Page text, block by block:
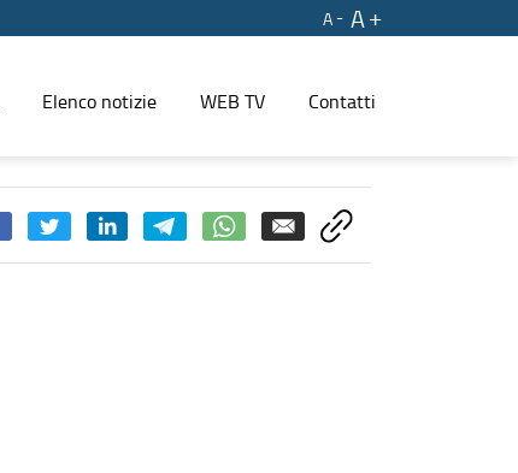
A
A
Elenco notizie WEB TV Contatti